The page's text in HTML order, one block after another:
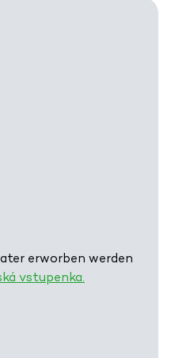
erworben werden
vstupenka.